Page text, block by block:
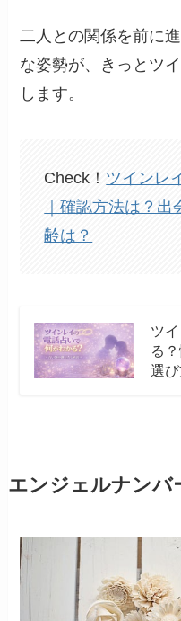
二人との関係を前に
な姿勢が、きっとツ
します。
Check！ ツインレ
｜確認方法は？
齢は？
ツ
る
選
エンジェルナンバ